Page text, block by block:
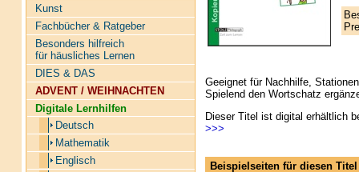
Kunst
Fachbücher & Ratgeber
Besonders hilfreich
für häusliches Lernen
DIES & DAS
ADVENT / WEIHNACHTEN
Digitale Lernhilfen
Deutsch
Mathematik
Englisch
Geeignet für Nachhilfe,
Spielend den Wortschatz
Dieser Titel ist digital erhältlich
>>>
Beispielseiten für diesen